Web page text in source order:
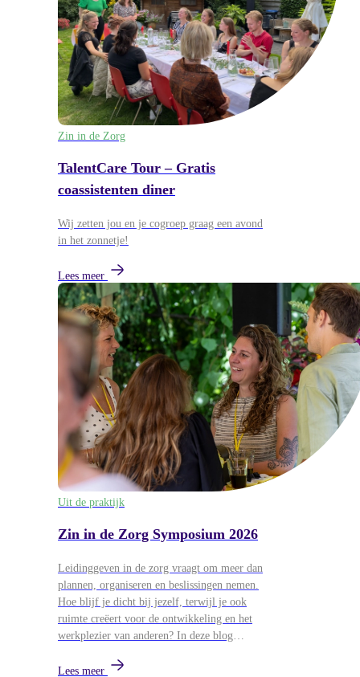
Zin in de Zorg
TalentCare Tour – Gratis
coassistenten diner
Wij zetten jou en je cogroep graag een avond
in het zonnetje!
Lees meer
Uit de praktijk
Zin in de Zorg Symposium 2026
Leidinggeven in de zorg vraagt om meer dan
plannen, organiseren en beslissingen nemen.
Hoe blijf je dicht bij jezelf, terwijl je ook
ruimte creëert voor de ontwikkeling en het
werkplezier van anderen? In deze blog
Symposium van 26 mei, waar
Lees meer